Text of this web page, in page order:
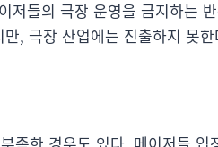
저들의 극장 운영을 금지하는
, 극장 산업에는 진출하지 못한